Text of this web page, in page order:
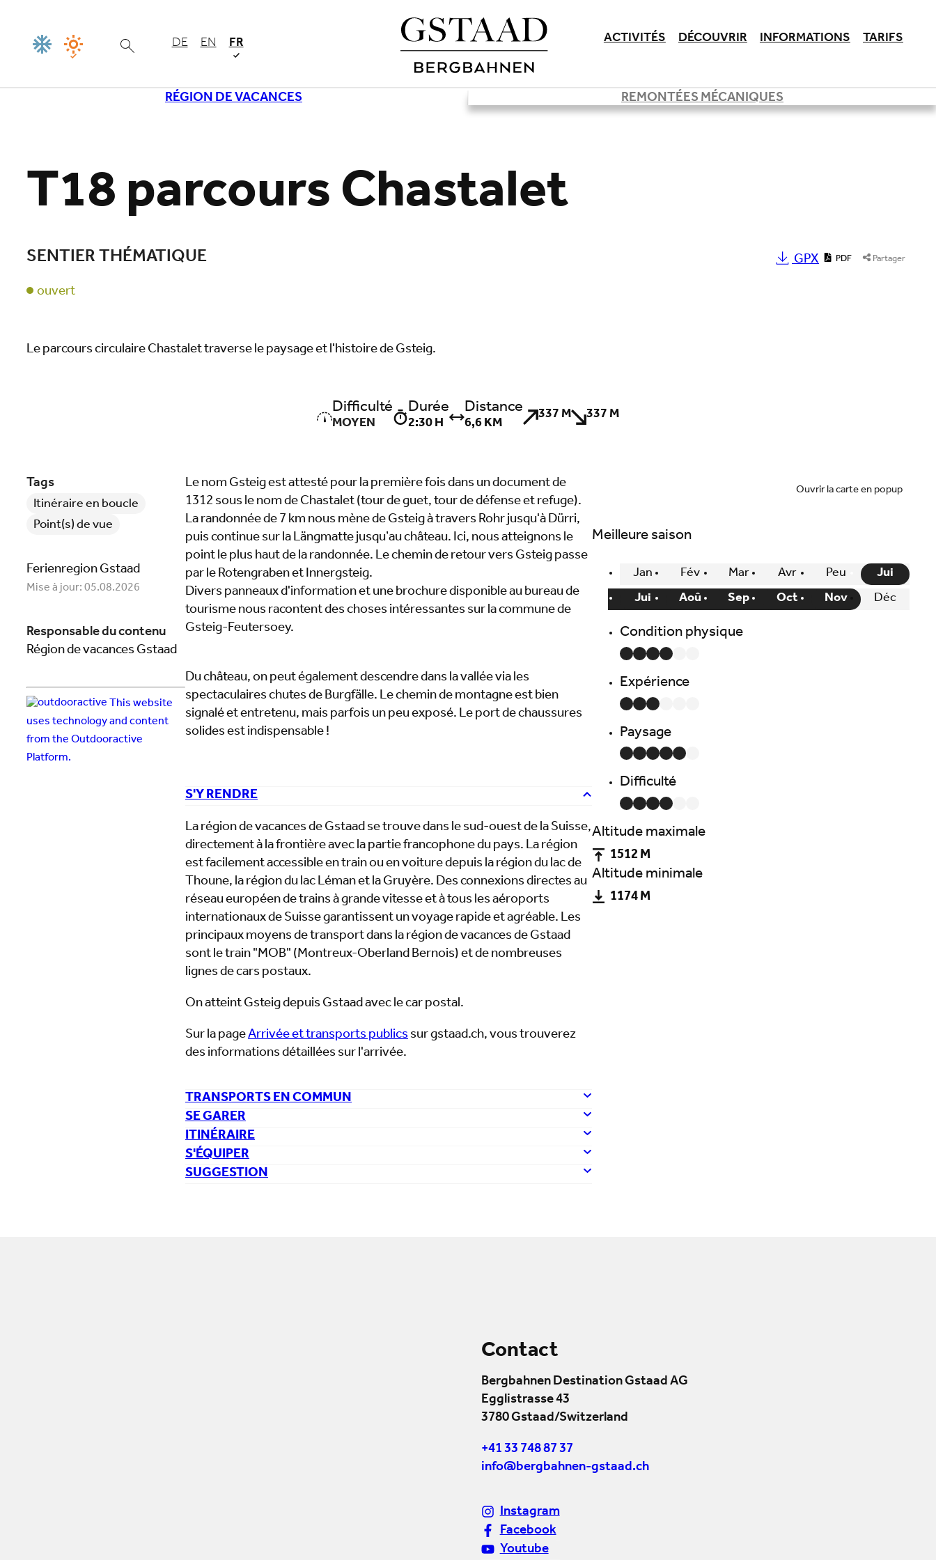
DE EN FR ACTIVITÉS DÉCOUVRIR INFORMATIONS TARIFS
RÉGION DE VACANCES REMONTÉES MÉCANIQUES
T18 parcours Chastalet
SENTIER THÉMATIQUE GPX PDF Partager
ouvert
Le parcours circulaire Chastalet traverse le paysage et l'histoire de Gsteig.
Difficulté
MOYEN
Durée
2:30 H
Distance
6,6 KM
337 M 337 M
Tags
Itinéraire en boucle
Point(s) de vue
Ferienregion Gstaad
Mise à jour: 05.08.2026
Responsable du contenu
Région de vacances Gstaad
This website
uses technology and content
from the Outdooractive
Platform.
Le nom Gsteig est attesté pour la première fois dans un document de
1312 sous le nom de Chastalet (tour de guet, tour de défense et refuge).
La randonnée de 7 km nous mène de Gsteig à travers Rohr jusqu'à Dürri,
puis continue sur la Längmatte jusqu’au château. Ici, nous atteignons le
point le plus haut de la randonnée. Le chemin de retour vers Gsteig passe
par le Rotengraben et Innergsteig.
Divers panneaux d'information et une brochure disponible au bureau de
tourisme nous racontent des choses intéressantes sur la commune de
Gsteig-Feutersoey.
Du château, on peut également descendre dans la vallée via les
spectaculaires chutes de Burgfälle. Le chemin de montagne est bien
signalé et entretenu, mais parfois un peu exposé. Le port de chaussures
solides est indispensable !
S'Y RENDRE
La région de vacances de Gstaad se trouve dans le sud-ouest de la Suisse,
directement à la frontière avec la partie francophone du pays. La région
est facilement accessible en train ou en voiture depuis la région du lac de
Thoune, la région du lac Léman et la Gruyère. Des connexions directes au
réseau européen de trains à grande vitesse et à tous les aéroports
internationaux de Suisse garantissent un voyage rapide et agréable. Les
principaux moyens de transport dans la région de vacances de Gstaad
sont le train "MOB" (Montreux-Oberland Bernois) et de nombreuses
lignes de cars postaux.
On atteint Gsteig depuis Gstaad avec le car postal.
Sur la pageArrivée et transports publics sur gstaad.ch, vous trouverez
des informations détaillées sur l'arrivée.
TRANSPORTS EN COMMUN
SE GARER
ITINÉRAIRE
S'ÉQUIPER
SUGGESTION
Ouvrir la carte en popup
Meilleure saison
Jan Fév Mar Avr Peu
Jui
Jui
Aoû Sep Oct Nov Déc
Condition physique
Expérience
Paysage
Difficulté
Altitude maximale
1512 M
Altitude minimale
1174 M
Contact
Bergbahnen Destination Gstaad AG
Egglistrasse 43
3780 Gstaad/Switzerland
+41 33 748 87 37
info@bergbahnen-gstaad.ch
Instagram
Facebook
Youtube